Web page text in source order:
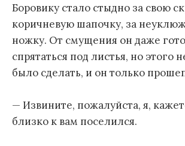
Боровику стало стыдно за свою
коричневую шапочку, за
ножку. От смущения он даже
спрятаться под листья, но этого
было сделать, и он только
— Извините, пожалуйста, я,
близко к вам поселился.